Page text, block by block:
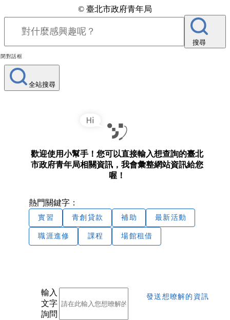
© 臺北市政府青年局
搜尋
對話框
全站搜尋
歡迎使用小幫手！您可以直接輸入想查詢的臺北
市政府青年局相關資訊，我會彙整網站資訊給您
喔！
熱門關鍵字：
實習 青創貸款 補助 最新活動
職涯進修 課程 場館租借
輸入
文字
詢問
發送想暸解的資訊